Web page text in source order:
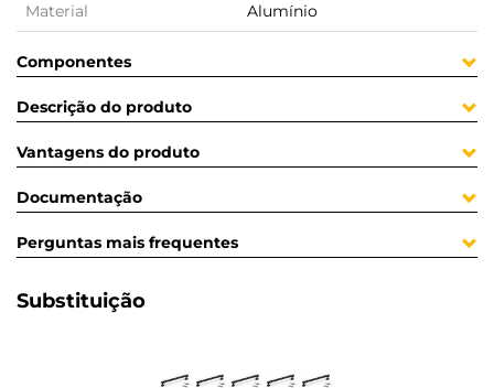
Material Alumínio
Componentes
Descrição do produto
Vantagens do produto
Documentação
Perguntas mais frequentes
Substituição